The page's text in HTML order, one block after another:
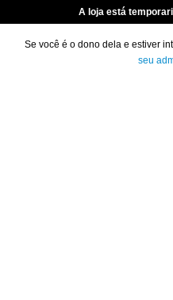
A loja está
Se você é o dono dela e estiver
seu